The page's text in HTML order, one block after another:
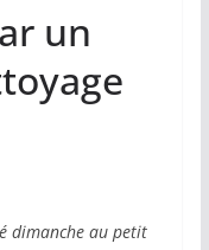
un
dimanche au petit